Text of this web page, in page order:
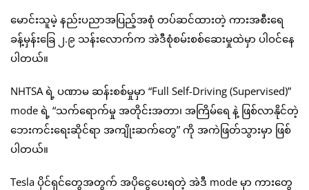
မောင်းသူမဲ့ နည်းပညာအပြည့်အစုံ တပ်ဆင်ထားတဲ့ ကားအစီးရေ
ခန့်မှန်းခြေ ၂.၉ သန်းလောက်က အဲဒီစုံစမ်းစစ်ဆေးမှုထဲမှာ ပါဝင်နေ
ပါတယ်။
NHTSA ရဲ့ ပဏာမ ဆန်းစစ်မှုမှာ “Full Self-Driving (Supervised)”
mode ရဲ့ “သက်ရောက်မှု အတိုင်းအတာ၊ အကြိမ်ရေ နဲ့ ဖြစ်လာနိုင်တဲ့
ဘေးကင်းရေးဆိုင်ရာ အကျိုးဆက်တွေ” ကို အကဲဖြတ်သွားမှာ ဖြစ်
ပါတယ်။
Tesla ပိုင်ရှင်တွေအတွက် အပိုငွေပေးရတဲ့ အဲဒီ mode မှာ ကားတွေ